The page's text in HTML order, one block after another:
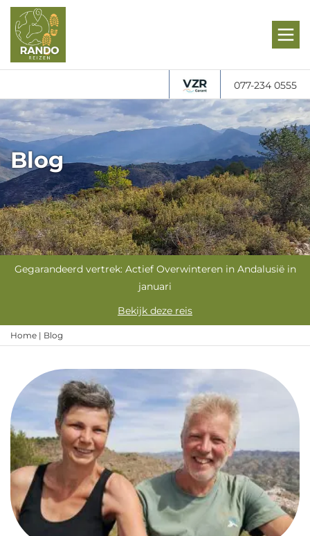
077-234 0555
Blog
Gegarandeerd vertrek: Actief Overwinteren in Andalusië in
januari
Bekijk deze reis
Home | Blog